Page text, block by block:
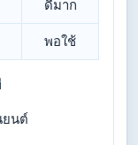
ดีมาก
พอใช้
ยนต์